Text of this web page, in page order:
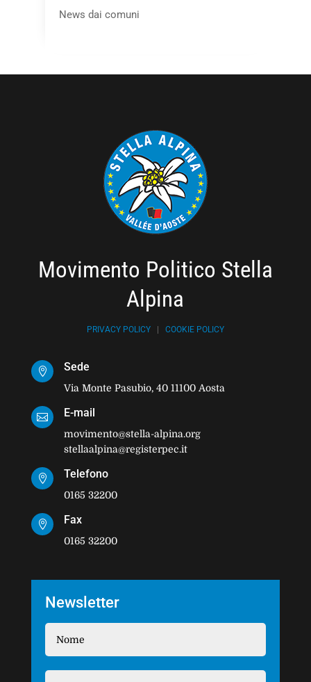
News dai comuni
Movimento Politico Stella
Alpina
PRIVACY POLICY| COOKIE POLICY
 Sede
Via Monte Pasubio, 40 11100 Aosta
 E-mail
movimento@stella-alpina.org
stellaalpina@registerpec.it
 Telefono
0165 32200
 Fax
0165 32200
Newsletter